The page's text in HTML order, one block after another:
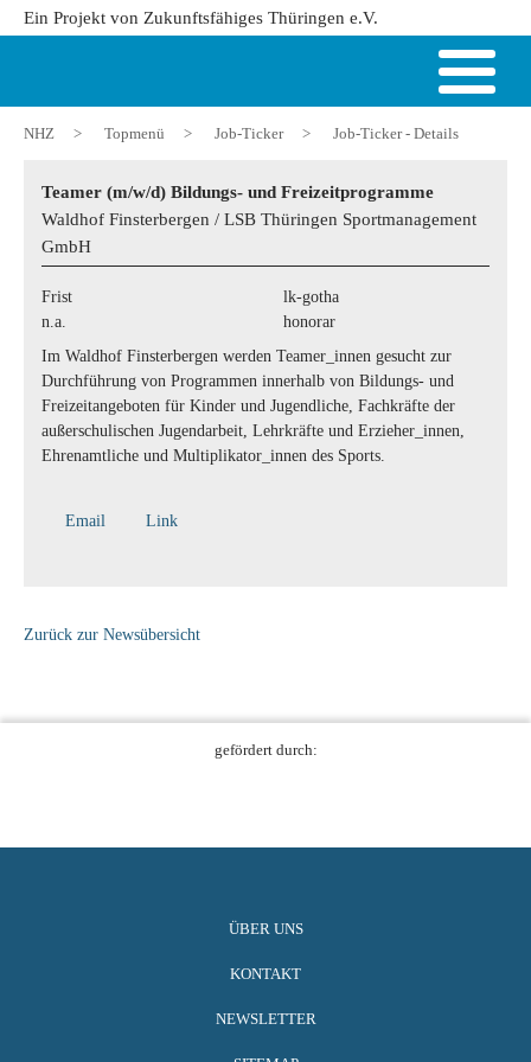
Ein Projekt von Zukunftsfähiges Thüringen e.V.
NHZ > Topmenü > Job-Ticker > Job-Ticker - Details
Teamer (m/w/d) Bildungs- und Freizeitprogramme
Waldhof Finsterbergen / LSB Thüringen Sportmanagement
GmbH
Frist
n.a.
lk-gotha
honorar
Im Waldhof Finsterbergen werden Teamer_innen gesucht zur
Durchführung von Programmen innerhalb von Bildungs- und
Freizeitangeboten für Kinder und Jugendliche, Fachkräfte der
außerschulischen Jugendarbeit, Lehrkräfte und Erzieher_innen,
Ehrenamtliche und Multiplikator_innen des Sports.
Email Link
Zurück zur Newsübersicht
gefördert durch:
ÜBER UNS
KONTAKT
NEWSLETTER